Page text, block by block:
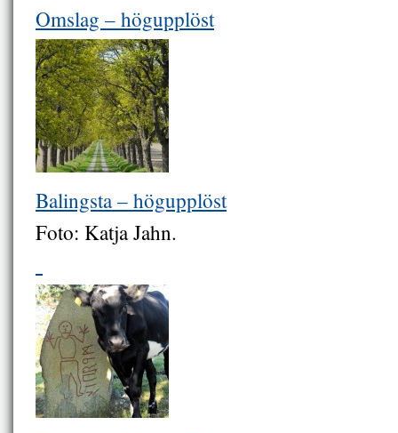
Omslag – högupplöst
Balingsta – högupplöst
Foto: Katja Jahn.